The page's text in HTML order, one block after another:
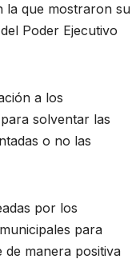
la que mostraron su
Poder Ejecutivo
a los
solventar las
o no las
por los
para
manera positiva